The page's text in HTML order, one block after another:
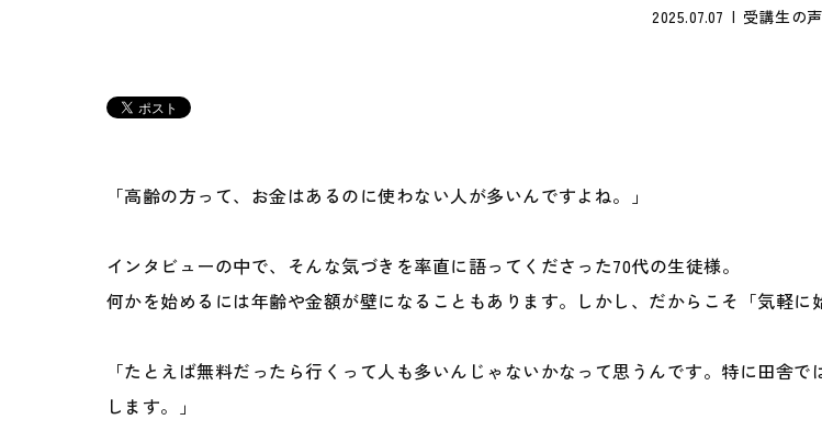
2025.07.07 受講生の声
「高齢の方って、お金はあるのに使わない人が多いんですよね。」
インタビューの中で、そんな気づきを率直に語ってくださった70代の生徒様。
何かを始めるには年齢や金額が壁になることもあります。しかし、だからこそ「気軽に
「たとえば無料だったら行くって人も多いんじゃないかなって思うんです。特に田舎
します。」